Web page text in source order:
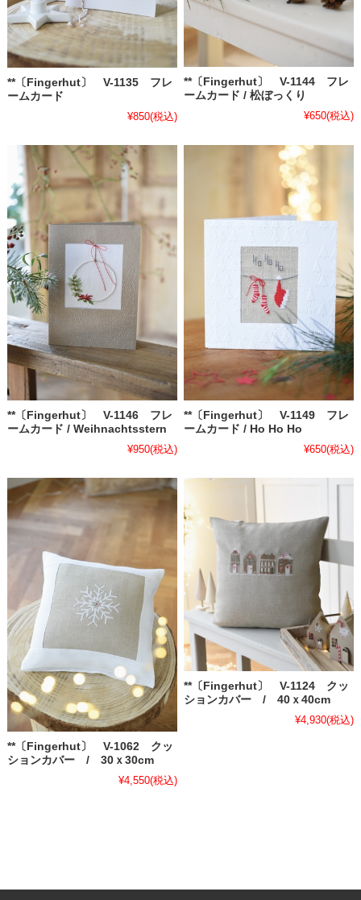
**〔Fingerhut〕 V-1135 フレ
ームカード
¥850(税込)
**〔Fingerhut〕 V-1144 フレ
ームカード / 松ぼっくり
¥650(税込)
**〔Fingerhut〕 V-1146 フレ
ームカード / Weihnachtsstern
¥950(税込)
**〔Fingerhut〕 V-1149 フレ
ームカード / Ho Ho Ho
¥650(税込)
**〔Fingerhut〕 V-1062 クッ
ションカバー / 30ｘ30cm
¥4,550(税込)
**〔Fingerhut〕 V-1124 クッ
ションカバー / 40ｘ40cm
¥4,930(税込)